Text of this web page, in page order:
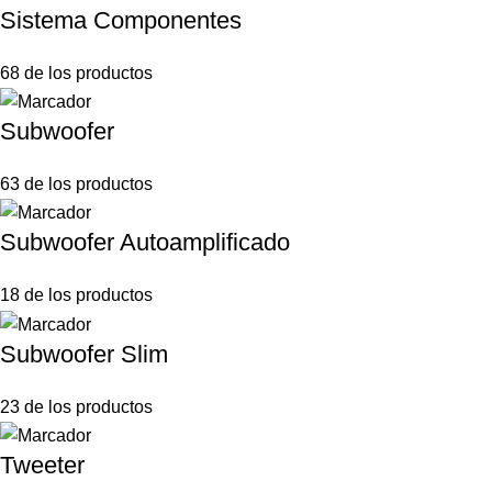
Sistema Componentes
68 de los productos
Subwoofer
63 de los productos
Subwoofer Autoamplificado
18 de los productos
Subwoofer Slim
23 de los productos
Tweeter